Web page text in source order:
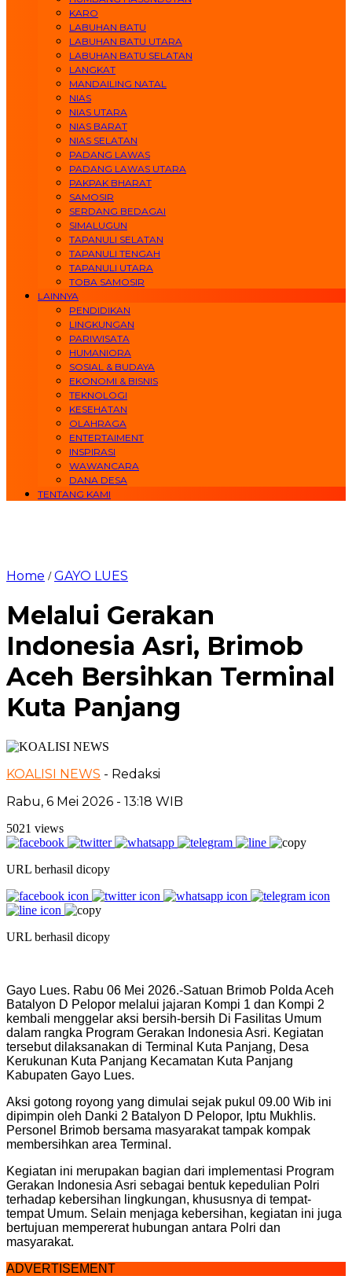
KARO
LABUHAN BATU
LABUHAN BATU UTARA
LABUHAN BATU SELATAN
LANGKAT
MANDAILING NATAL
NIAS
NIAS UTARA
NIAS BARAT
NIAS SELATAN
PADANG LAWAS
PADANG LAWAS UTARA
PAKPAK BHARAT
SAMOSIR
SERDANG BEDAGAI
SIMALUGUN
TAPANULI SELATAN
TAPANULI TENGAH
TAPANULI UTARA
TOBA SAMOSIR
LAINNYA
PENDIDIKAN
LINGKUNGAN
PARIWISATA
HUMANIORA
SOSIAL & BUDAYA
EKONOMI & BISNIS
TEKNOLOGI
KESEHATAN
OLAHRAGA
ENTERTAIMENT
INSPIRASI
WAWANCARA
DANA DESA
TENTANG KAMI
Home /GAYO LUES
Melalui Gerakan
Indonesia Asri, Brimob
Aceh Bersihkan Terminal
Kuta Panjang
KOALISI NEWS - Redaksi
Rabu, 6 Mei 2026 - 13:18 WIB
5021 views
URL berhasil dicopy
URL berhasil dicopy
Gayo Lues. Rabu 06 Mei 2026.-Satuan Brimob Polda Aceh
Batalyon D Pelopor melalui jajaran Kompi 1 dan Kompi 2
kembali menggelar aksi bersih-bersih Di Fasilitas Umum
dalam rangka Program Gerakan Indonesia Asri. Kegiatan
tersebut dilaksanakan di Terminal Kuta Panjang, Desa
Kerukunan Kuta Panjang Kecamatan Kuta Panjang
Kabupaten Gayo Lues.
Aksi gotong royong yang dimulai sejak pukul 09.00 Wib ini
dipimpin oleh Danki 2 Batalyon D Pelopor, Iptu Mukhlis.
Personel Brimob bersama masyarakat tampak kompak
membersihkan area Terminal.
Kegiatan ini merupakan bagian dari implementasi Program
Gerakan Indonesia Asri sebagai bentuk kepedulian Polri
terhadap kebersihan lingkungan, khususnya di tempat-
tempat Umum. Selain menjaga kebersihan, kegiatan ini juga
bertujuan mempererat hubungan antara Polri dan
masyarakat.
ADVERTISEMENT